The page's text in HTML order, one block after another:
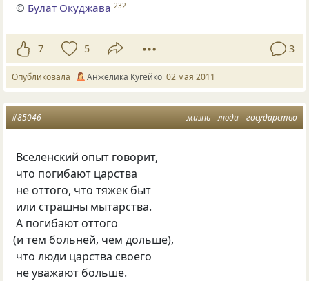
© Булат Окуджава 232
7 5 3
Опубликовала Анжелика Кугейко 02 мая 2011
жизнь люди государство
#85046
Вселенский опыт говорит,
что погибают царства
не оттого, что тяжек быт
или страшны мытарства.
А погибают оттого
(и тем больней, чем дольше),
что люди царства своего
не уважают больше.